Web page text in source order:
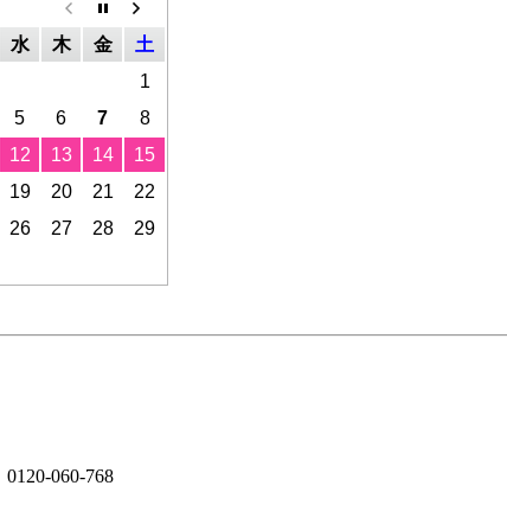
水 木 金
土
1
5 6 7
8
12 13 14
15
19 20 21
22
26 27 28
29
0120-060-768